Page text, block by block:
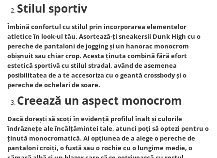
Stilul sportiv
Îmbină confortul cu stilul prin incorporarea elementelor
atletice în look-ul tău. Asortează-ţi sneakersii Dunk High cu o
pereche de pantaloni de jogging şi un hanorac monocrom
obişnuit sau chiar crop. Acesta ţinuta combină fără efort
estetică sportivă cu stilul stradal, având de asemenea
posibilitatea de a te accesoriza cu o geantă crossbody şi o
pereche de ochelari de soare.
Creează un aspect monocrom
Dacă doreşti să scoţi în evidenţă profilul înalt şi culorile
îndrăzneţe ale încălţămintei tale, atunci poţi să optezi pentru o
ţinută monocromatică. Ai opţiunea de a alege o pereche de
pantaloni croiţi, o fustă sau o rochie cu o lungime medie, o